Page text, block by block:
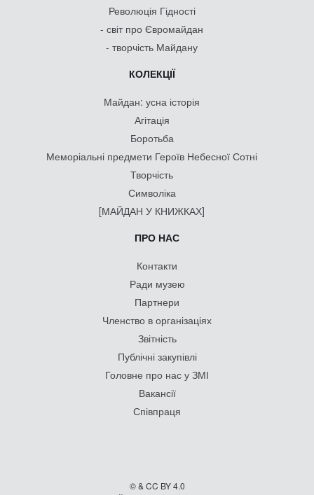
Революція Гідності
- світ про Євромайдан
- творчість Майдану
КОЛЕКЦІЇ
Майдан: усна історія
Агітація
Боротьба
Меморіальні предмети Героїв Небесної Сотні
Творчість
Символіка
[МАЙДАН У КНИЖКАХ]
ПРО НАС
Контакти
Ради музею
Партнери
Членство в організаціях
Звітність
Публічні закупівлі
Головне про нас у ЗМІ
Вакансії
Співпраця
© & CC BY 4.0